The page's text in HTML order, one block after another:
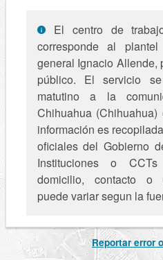
El centro de
corresponde al
general Ignacio Allende,
público. El servicio
matutino a la
Chihuahua
información es
oficiales del Gobierno
Instituciones o
domicilio, contacto o
puede variar segun la
Reportar error